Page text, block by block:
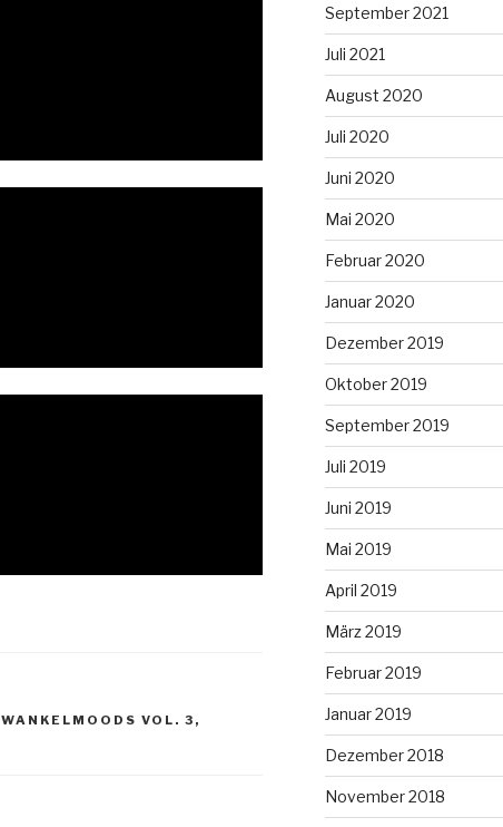
WANKELMOODS VOL. 3 ,
September 2021
Juli 2021
August 2020
Juli 2020
Juni 2020
Mai 2020
Februar 2020
Januar 2020
Dezember 2019
Oktober 2019
September 2019
Juli 2019
Juni 2019
Mai 2019
April 2019
März 2019
Februar 2019
Januar 2019
Dezember 2018
November 2018